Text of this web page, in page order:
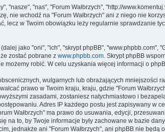
"nasze", "nas", "Forum Wałbrzych", "http://
nie wchodź na "Forum Wałbrzych" ani z niego nie
lecz w Twoim obowiązku leży regularnie sprawdzanie
jako "oni", "ich", "skrypt phpBB", "www.phpbb.com",
zostać pobrane z www.phpbb.com. Skrypt phpBB
możemy robić. W celu uzyskania więcej informacji o
wulgarnych lub obrażających mniejszości
prawo w Twoim kraju, kraju, gdzie "Forum
zasadami, zostaniesz natychmiastowo i
Adres IP każdego postu jest zapisywany w
Wałbrzych" ma prawo do usuwania, edycji,
na to, by Twoje informacje były zachowane w bazie
jednakże ani "Forum Wałbrzych", ani phpBB nie będą